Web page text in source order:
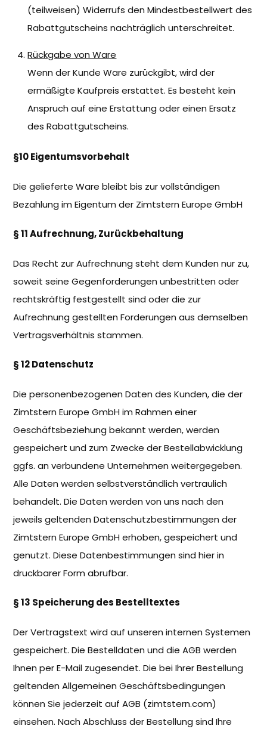
(teilweisen) Widerrufs den Mindestbestellwert des
Rabattgutscheins nachträglich unterschreitet.
Rückgabe von Ware
Wenn der Kunde Ware zurückgibt, wird der
ermäßigte Kaufpreis erstattet. Es besteht kein
Anspruch auf eine Erstattung oder einen Ersatz
des Rabattgutscheins.
§10 Eigentumsvorbehalt
Die gelieferte Ware bleibt bis zur vollständigen
Bezahlung im Eigentum der Zimtstern Europe GmbH
§ 11 Aufrechnung, Zurückbehaltung
Das Recht zur Aufrechnung steht dem Kunden nur zu,
soweit seine Gegenforderungen unbestritten oder
rechtskräftig festgestellt sind oder die zur
Aufrechnung gestellten Forderungen aus demselben
Vertragsverhältnis stammen.
§ 12 Datenschutz
Die personenbezogenen Daten des Kunden, die der
Zimtstern Europe GmbH im Rahmen einer
Geschäftsbeziehung bekannt werden, werden
gespeichert und zum Zwecke der Bestellabwicklung
ggfs. an verbundene Unternehmen weitergegeben.
Alle Daten werden selbstverständlich vertraulich
behandelt. Die Daten werden von uns nach den
jeweils geltenden Datenschutzbestimmungen der
Zimtstern Europe GmbH erhoben, gespeichert und
genutzt. Diese Datenbestimmungen sind hier in
druckbarer Form abrufbar.
§ 13 Speicherung des Bestelltextes
Der Vertragstext wird auf unseren internen Systemen
gespeichert. Die Bestelldaten und die AGB werden
Ihnen per E-Mail zugesendet. Die bei Ihrer Bestellung
geltenden Allgemeinen Geschäftsbedingungen
können Sie jederzeit auf AGB (zimtstern.com)
einsehen. Nach Abschluss der Bestellung sind Ihre